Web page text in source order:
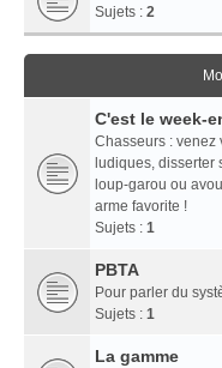
Sujets : 2
C'est le week-
Chasseurs : venez
ludiques, disserter
loup-garou ou
arme favorite !
Sujets : 1
PBTA
Pour parler du
Sujets : 1
La gamme